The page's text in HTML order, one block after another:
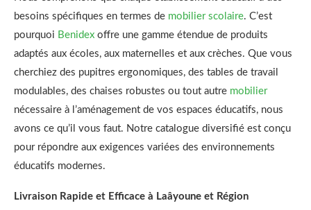
besoins spécifiques en termes de mobilier scolaire. C’est
pourquoi Benidex offre une gamme étendue de produits
adaptés aux écoles, aux maternelles et aux crèches. Que vous
cherchiez des pupitres ergonomiques, des tables de travail
modulables, des chaises robustes ou tout autre mobilier
nécessaire à l’aménagement de vos espaces éducatifs, nous
avons ce qu’il vous faut. Notre catalogue diversifié est conçu
pour répondre aux exigences variées des environnements
éducatifs modernes.
Livraison Rapide et Efficace à Laâyoune et Région